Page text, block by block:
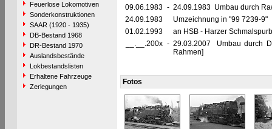
Feuerlose Lokomotiven
Sonderkonstruktionen
SAAR (1920 - 1935)
DB-Bestand 1968
DR-Bestand 1970
Auslandsbestände
Lokbestandslisten
Erhaltene Fahrzeuge
Zerlegungen
09.06.1983 - 24.09.1983 Umbau durch
24.09.1983
Umzeichnung in "99 7239-9"
01.02.1993
an HSB - Harzer
__.__.200x - 29.03.2007 Umbau durch
Rahmen]
Fotos